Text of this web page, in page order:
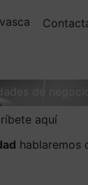
de
aquí
hablaremos